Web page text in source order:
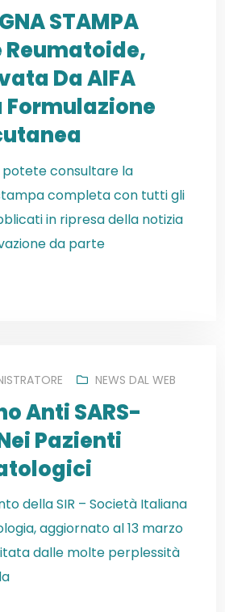
STAMPA
Da AIFA
Formulazione
potete consultare la
completa con tutti gli
in ripresa della notizia
da parte
NEWS DAL WEB
Anti SARS-
Pazienti
della SIR – Società Italiana
aggiornato al 13 marzo
dalle molte perplessità